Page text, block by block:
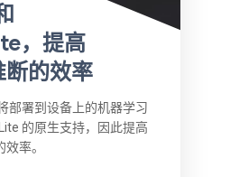
，提高
的效率
部署到设备上的机器学习
的原生支持，因此提高
率。